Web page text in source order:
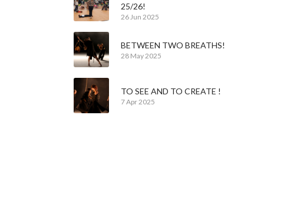
25/26!
26 Jun 2025
BETWEEN TWO BREATHS!
28 May 2025
TO SEE AND TO CREATE !
7 Apr 2025